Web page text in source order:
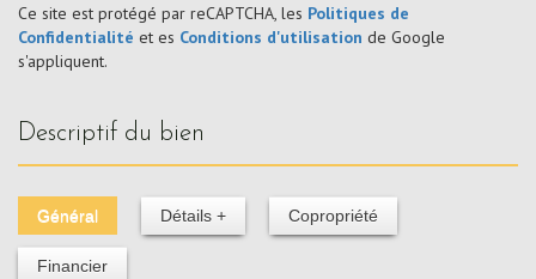
Ce site est protégé par reCAPTCHA, les Politiques de
Confidentialité et es Conditions d'utilisation de Google
s'appliquent.
descriptif du bien
Général Détails + Copropriété
Financier